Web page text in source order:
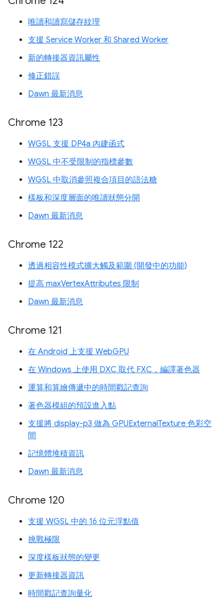
唯讀和讀寫儲存紋理
支援 Service Worker 和 Shared Worker
新的轉接器資訊屬性
修正錯誤
Dawn 最新消息
Chrome 123
WGSL 支援 DP4a 內建函式
WGSL 中不受限制的指標參數
WGSL 中取消參照複合項目的語法糖
樣板和深度層面的唯讀狀態分開
Dawn 最新消息
Chrome 122
透過相容性模式擴大觸及範圍 (開發中的功能)
提高 maxVertexAttributes 限制
Dawn 最新消息
Chrome 121
在 Android 上支援 WebGPU
在 Windows 上使用 DXC 取代 FXC，編譯著色器
運算和算繪傳遞中的時間戳記查詢
著色器模組的預設進入點
支援將 display-p3 做為 GPUExternalTexture 色彩空
間
記憶體堆積資訊
Dawn 最新消息
Chrome 120
支援 WGSL 中的 16 位元浮點值
挑戰極限
深度樣板狀態的變更
更新轉接器資訊
時間戳記查詢量化